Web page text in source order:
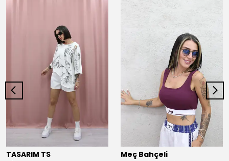
TASARIM TS Meç Bahçeli